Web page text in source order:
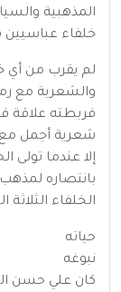
المذهبية
خلفاء عباسيين
لم يقرب من أي
والشعرية مع
فربطته علاقة
شعرية أجمل مع
إلا عندما تولى
بانتصاره
الخلفاء
حياته
نبوغه
كان علي حسن